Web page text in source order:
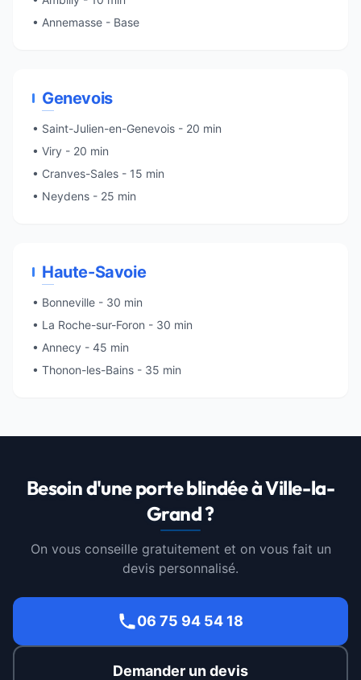
• Annemasse - Base
Genevois
• Saint-Julien-en-Genevois - 20 min
• Viry - 20 min
• Cranves-Sales - 15 min
• Neydens - 25 min
Haute-Savoie
• Bonneville - 30 min
• La Roche-sur-Foron - 30 min
• Annecy - 45 min
• Thonon-les-Bains - 35 min
Besoin d'une porte blindée à Ville-la-
Grand ?
On vous conseille gratuitement et on vous fait un
devis personnalisé.
06 75 94 54 18
Demander un devis